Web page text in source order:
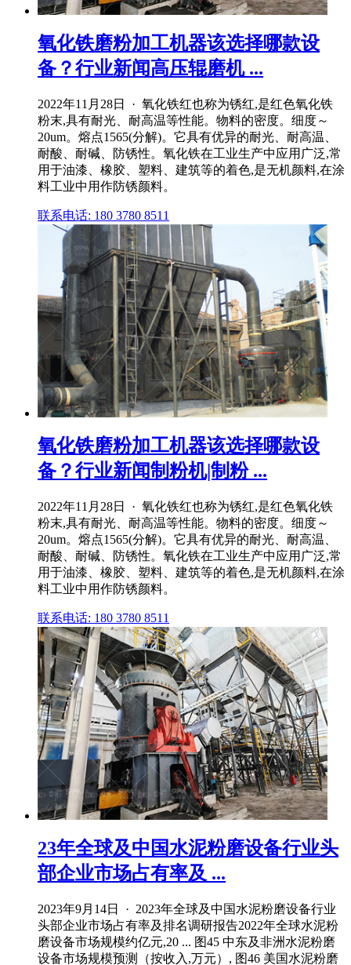
氧化铁磨粉加工机器该选择哪款设
备？行业新闻高压辊磨机 ...
2022年11月28日 · 氧化铁红也称为锈红,是红色氧化铁
粉末,具有耐光、耐高温等性能。物料的密度。细度～
20um。熔点1565(分解)。它具有优异的耐光、耐高温、
耐酸、耐碱、防锈性。氧化铁在工业生产中应用广泛,常
用于油漆、橡胶、塑料、建筑等的着色,是无机颜料,在涂
料工业中用作防锈颜料。
联系电话: 180 3780 8511
氧化铁磨粉加工机器该选择哪款设
备？行业新闻制粉机|制粉 ...
2022年11月28日 · 氧化铁红也称为锈红,是红色氧化铁
粉末,具有耐光、耐高温等性能。物料的密度。细度～
20um。熔点1565(分解)。它具有优异的耐光、耐高温、
耐酸、耐碱、防锈性。氧化铁在工业生产中应用广泛,常
用于油漆、橡胶、塑料、建筑等的着色,是无机颜料,在涂
料工业中用作防锈颜料。
联系电话: 180 3780 8511
23年全球及中国水泥粉磨设备行业头
部企业市场占有率及 ...
2023年9月14日 · 2023年全球及中国水泥粉磨设备行业
头部企业市场占有率及排名调研报告2022年全球水泥粉
磨设备市场规模约亿元,20 ... 图45 中东及非洲水泥粉磨
设备市场规模预测（按收入,万元）, 图46 美国水泥粉磨